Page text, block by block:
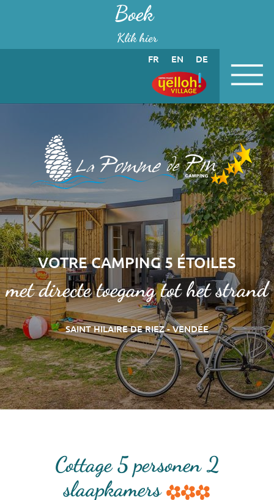
Boek
Klik hier
FR EN DE
VOTRE CAMPING 5 ÉTOILES
met directe toegang tot het strand
SAINT HILAIRE DE RIEZ - VENDÉE
Cottage 5 personen 2
slaapkamers